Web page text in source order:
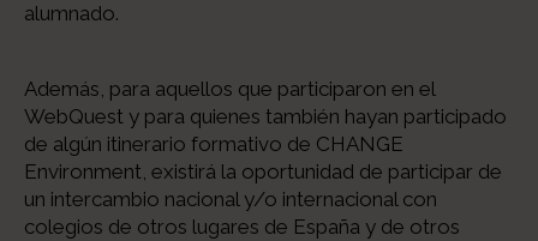
alumnado.
Además, para aquellos que participaron en el
WebQuest y para quienes también hayan participado
de algún itinerario formativo de CHANGE
Environment, existirá la oportunidad de participar de
un intercambio nacional y/o internacional con
colegios de otros lugares de España y de otros